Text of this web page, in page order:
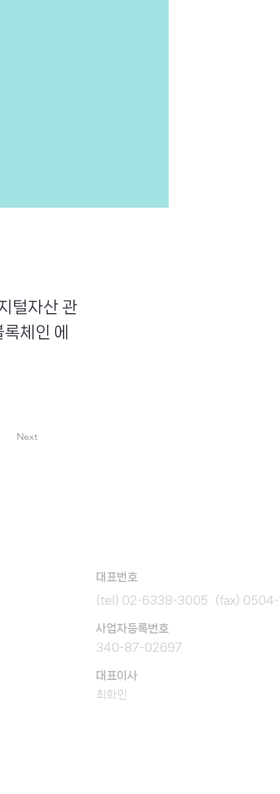
털자산 관
체인 에
Next
대표번호
(tel) 02-6338-3005 (fax) 0504-
​사업자등록번호
340-87-02697
대표이사
최화인